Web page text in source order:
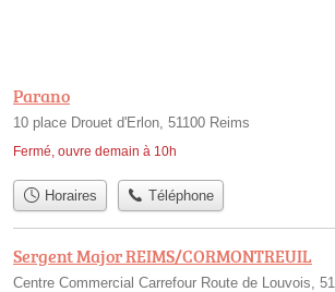
Parano
10 place Drouet d'Erlon, 51100 Reims
Fermé, ouvre demain à 10h
Horaires Téléphone
Sergent Major REIMS/CORMONTREUIL
Centre Commercial Carrefour Route de Louvois,